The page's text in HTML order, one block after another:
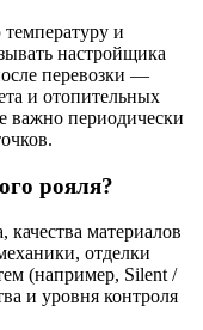
и
настройщика
перевозки —
и отопительных
важно периодически
рояля?
материалов
отделки
(например, Silent /
и уровня контроля